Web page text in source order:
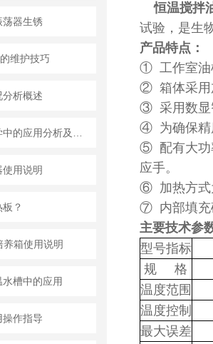
器生锈
维护技巧
分析概述
用说明
？
养箱使用说明
槽中的应用
作指导
恒温搅拌
试验，是生
产品特点：
① 工作室油
② 箱体采用
③ 采用数显
④ 为确保精
⑤ 配有大功
应手。
⑥ 加热方式
⑦ 内部填充
主要技术参
型号指标
规 格
温度范围
温度控制
最大误差